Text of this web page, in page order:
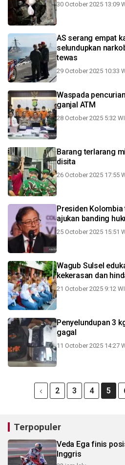
30 October 2025 13:09
AS serang empat
selundupkan
tewas
29 October 2025 10:33
Waspada
ganjal ATM
28 October 2025 5:32
Barang terlarang
disita
26 October 2025 17:55
Presiden
ajukan banding
25 October 2025 15:51
Wagub Sulsel
kekerasan dan
21 October 2025 9:12
Penyelundupan 3
gagal
11 October 2025 14:27
2 3 4 5
Terpopuler
Veda Ega finis
Inggris